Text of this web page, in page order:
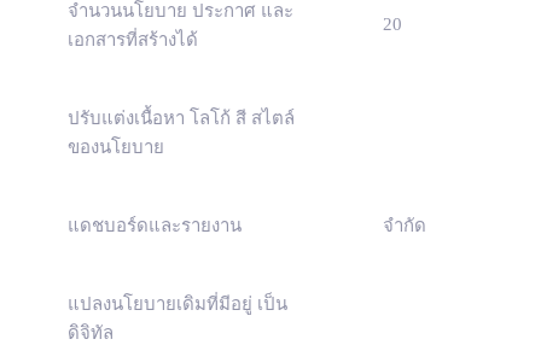
จำนวนนโยบาย ประกาศ และ
เอกสารที่สร้างได้
20
ปรับแต่งเนื้อหา โลโก้ สี สไตล์
ของนโยบาย
แดชบอร์ดและรายงาน จำกัด
แปลงนโยบายเดิมที่มีอยู่ เป็น
ดิจิทัล